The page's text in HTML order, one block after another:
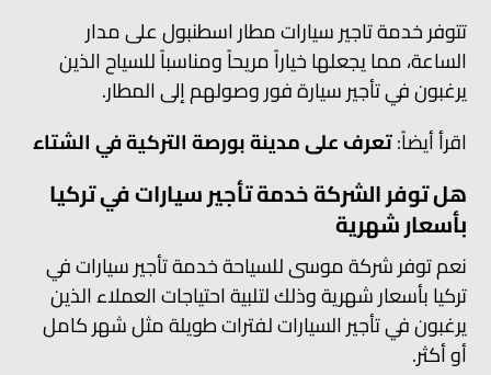
تتوفر خدمة تاجير سيارات مطار اسطنبول على مدار
الساعة، مما يجعلها خياراً مريحاً ومناسباً للسياح الذين
يرغبون في تأجير سيارة فور وصولهم إلى المطار.
اقرأ أيضاً:تعرف على مدينة بورصة التركية في الشتاء
هل توفر الشركة خدمة تأجير سيارات في تركيا
بأسعار شهرية
نعم توفر شركة موسى للسياحة خدمة تأجير سيارات في
تركيا بأسعار شهرية وذلك لتلبية احتياجات العملاء الذين
يرغبون في تأجير السيارات لفترات طويلة مثل شهر كامل
أو أكثر.